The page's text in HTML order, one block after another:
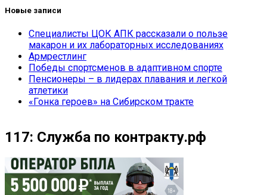
Новые записи
Специалисты ЦОК АПК рассказали о пользе
макарон и их лабораторных исследованиях
Армрестлинг
Победы спортсменов в адаптивном спорте
Пенсионеры – в лидерах плавания и легкой
атлетики
«Гонка героев» на Сибирском тракте
117: Служба по контракту.рф